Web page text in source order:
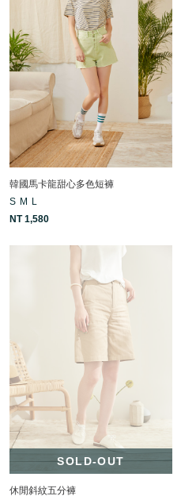
韓國馬卡龍甜心多色短褲
S M L
NT 1,580
SOLD-OUT
休閒斜紋五分褲